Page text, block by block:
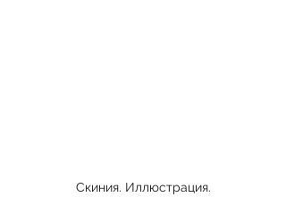
Скиния. Иллюстрация.